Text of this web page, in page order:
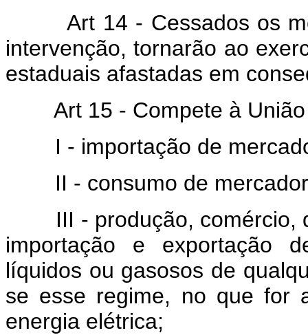
Art 14 - Cessados os
intervenção, tornarão ao
estaduais afastadas em
Art 15 - Compete à
I - importação de
II - consumo de
III - produção, comércio,
importação e exportação
líquidos ou gasosos de
se esse regime, no que for
energia elétrica;